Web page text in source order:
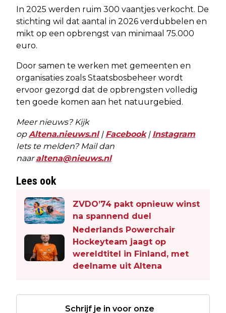
In 2025 werden ruim 300 vaantjes verkocht. De
stichting wil dat aantal in 2026 verdubbelen en
mikt op een opbrengst van minimaal 75.000
euro.
Door samen te werken met gemeenten en
organisaties zoals Staatsbosbeheer wordt
ervoor gezorgd dat de opbrengsten volledig
ten goede komen aan het natuurgebied.
Meer nieuws? Kijk
opAltena.nieuws.nl| Facebook| Instagram
Iets te melden? Mail dan
naaraltena@nieuws.nl
Lees ook
ZVDO’74 pakt opnieuw winst
na spannend duel
Nederlands Powerchair
Hockeyteam jaagt op
wereldtitel in Finland, met
deelname uit Altena
Schrijf je in voor onze